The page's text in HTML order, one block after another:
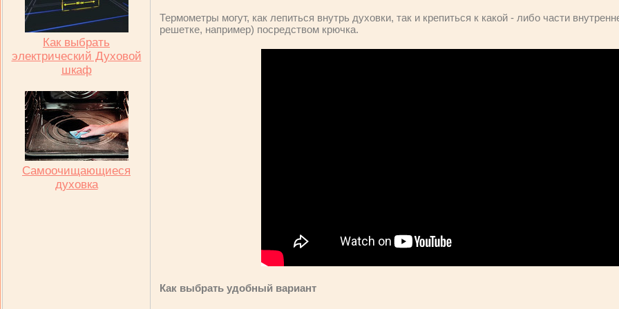
Как выбрать
электрический Духовой
шкаф
Самоочищающиеся
духовка
Термометры могут, как лепиться внутрь духовки, так и крепиться к какой - либо части
решетке, например) посредством крючка.
Как выбрать удобный вариант